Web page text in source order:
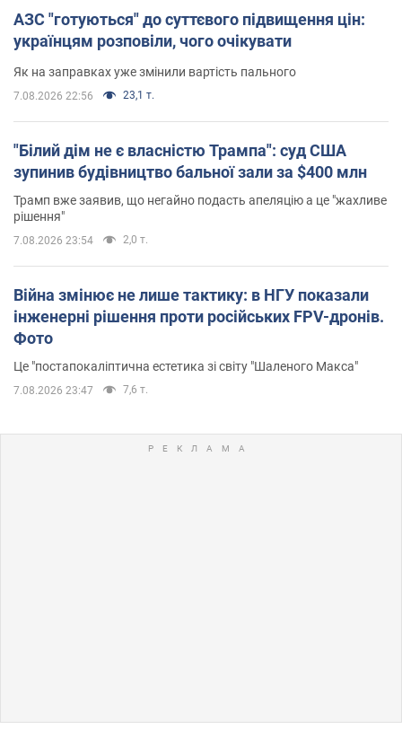
АЗС "готуються" до суттєвого підвищення цін:
українцям розповіли, чого очікувати
Як на заправках уже змінили вартість пального
7.08.2026 22:56 23,1 т.
"Білий дім не є власністю Трампа": суд США
зупинив будівництво бальної зали за $400 млн
Трамп вже заявив, що негайно подасть апеляцію а це "жахливе
рішення"
7.08.2026 23:54 2,0 т.
Війна змінює не лише тактику: в НГУ показали
інженерні рішення проти російських FPV-дронів.
Фото
Це "постапокаліптична естетика зі світу "Шаленого Макса"
7.08.2026 23:47 7,6 т.